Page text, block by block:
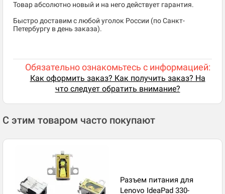
Товар абсолютно новый и на него действует гарантия.
Быстро доставим с любой уголок России (по Санкт-
Петербургу в день заказа).
Обязательно ознакомьтесь с информацией:
Как оформить заказ? Как получить заказ? На
что следует обратить внимание?
С этим товаром часто покупают
Разъем питания для
Lenovo IdeaPad 330-